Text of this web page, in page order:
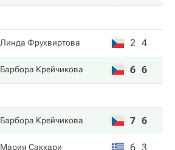
Линда Фрухвиртова 2 4
Барбора Крейчикова 6 6
Барбора Крейчикова 7 6
Мария Саккари 6 3